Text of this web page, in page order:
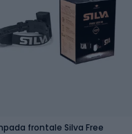
frontale Silva Free